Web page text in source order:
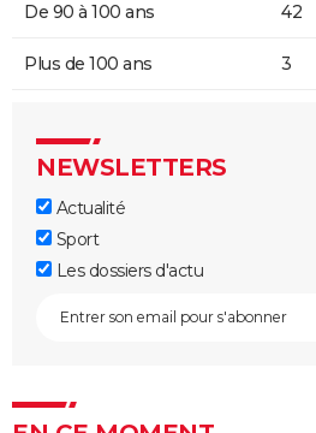
De 90 à 100 ans 42
Plus de 100 ans 3
NEWSLETTERS
Actualité
Sport
Les dossiers d'actu